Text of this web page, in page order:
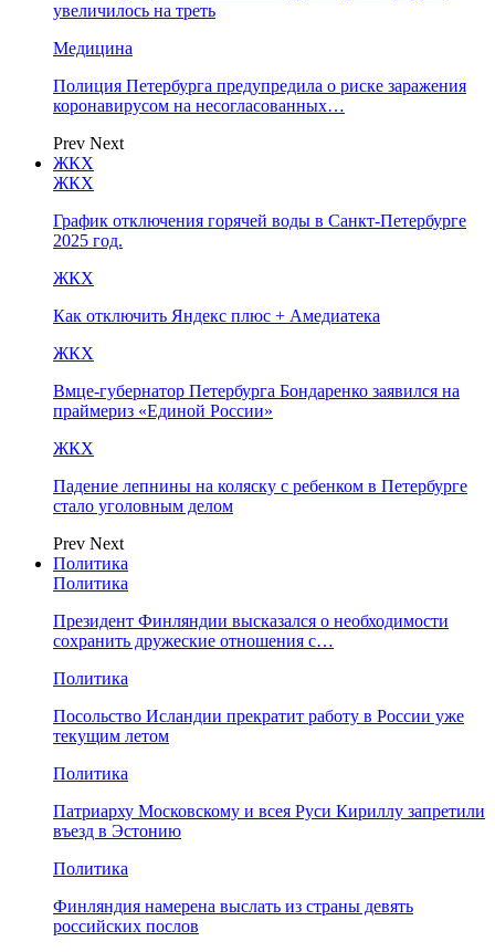
увеличилось на треть
Медицина
Полиция Петербурга предупредила о риске заражения
коронавирусом на несогласованных…
Prev Next
ЖКХ
ЖКХ
График отключения горячей воды в Санкт-Петербурге
2025 год.
ЖКХ
Как отключить Яндекс плюс + Амедиатека
ЖКХ
Вмце-губернатор Петербурга Бондаренко заявился на
праймериз «Единой России»
ЖКХ
Падение лепнины на коляску с ребенком в Петербурге
стало уголовным делом
Prev Next
Политика
Политика
Президент Финляндии высказался о необходимости
сохранить дружеские отношения с…
Политика
Посольство Исландии прекратит работу в России уже
текущим летом
Политика
Патриарху Московскому и всея Руси Кириллу запретили
въезд в Эстонию
Политика
Финляндия намерена выслать из страны девять
российских послов